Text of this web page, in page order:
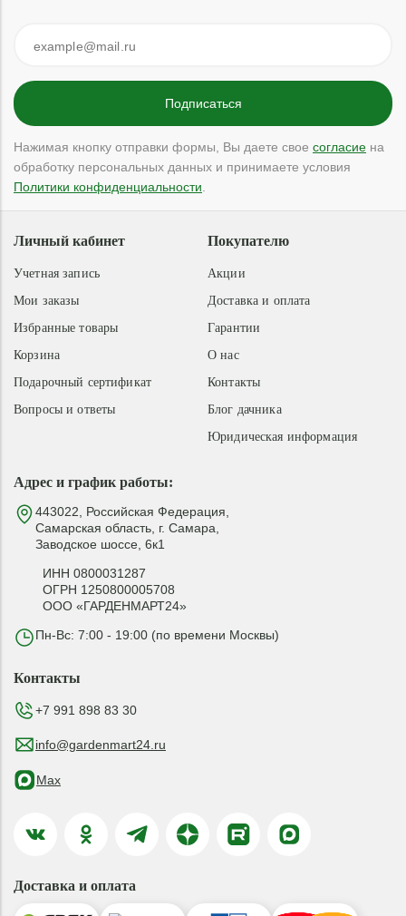
Нажимая кнопку отправки формы, Вы даете свое согласие на
обработку персональных данных и принимаете условия
Политики конфиденциальности
Адрес и график работы:
443022, Российская Федерация,
Самарская область, г. Самара,
Заводское шоссе, 6к1
ИНН 0800031287
ОГРН 1250800005708
ООО «ГАРДЕНМАРТ24»
Пн-Вс: 7:00 - 19:00 (по времени Москвы)
Покупателю
Акции
Доставка и оплата
Гарантии
О нас
Контакты
Блог дачника
Юридическая информация
Личный кабинет
Учетная запись
Мои заказы
Избранные товары
Корзина
Подарочный сертификат
Вопросы и ответы
Контакты
+7 991 898 83 30
info@gardenmart24.ru
Max
Доставка и оплата